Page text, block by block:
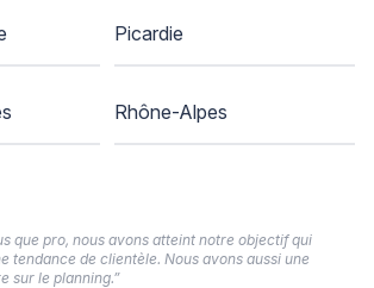
Picardie
Rhône-Alpes
que pro, nous avons atteint notre objectif qui
tendance de clientèle. Nous avons aussi une
sur le planning.”